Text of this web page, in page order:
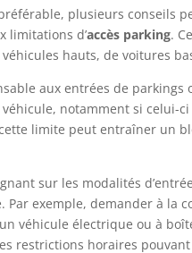
plusieurs conseils
limitations d’accès parking.
hauts, de voitures
aux entrées de parkings
notamment si celui-ci
limite peut entraîner un
sur les modalités
exemple, demander à la
véhicule électrique ou à
restrictions horaires